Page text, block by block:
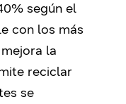
según el
con los más
la
reciclar
se